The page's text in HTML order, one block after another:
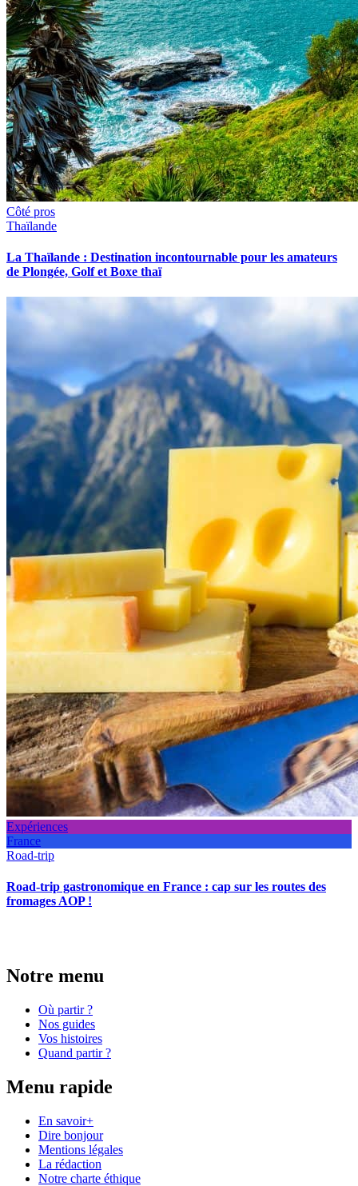
Côté pros
Thaïlande
La Thaïlande : Destination incontournable pour les amateurs
de Plongée, Golf et Boxe thaï
Expériences
France
Road-trip
Road-trip gastronomique en France : cap sur les routes des
fromages AOP !
Notre menu
Où partir ?
Nos guides
Vos histoires
Quand partir ?
Menu rapide
En savoir+
Dire bonjour
Mentions légales
La rédaction
Notre charte éthique